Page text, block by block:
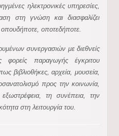
ηλεκτρονικές υπηρεσίες,
στη γνώση και διασφαλίζει
οποτεδήποτε.
συνεργασιών με διεθνείς
φορείς παραγωγής έγκριτου
βιβλιοθήκες, αρχεία, μουσεία,
προς την κοινωνία,
τη συνέπεια, την
στη λειτουργία του.